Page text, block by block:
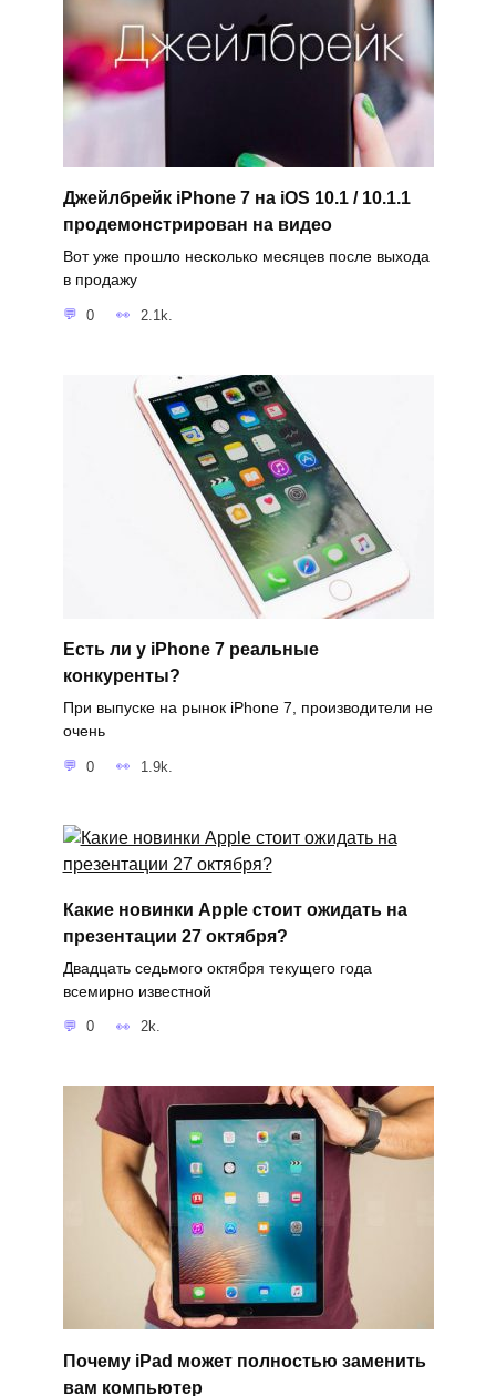
Джейлбрейк iPhone 7 на iOS 10.1 / 10.1.1
продемонстрирован на видео
Вот уже прошло несколько месяцев после выхода
в продажу
0 2.1k.
Есть ли у iPhone 7 реальные
конкуренты?
При выпуске на рынок iPhone 7, производители не
очень
0 1.9k.
Какие новинки Apple стоит ожидать на
презентации 27 октября?
Двадцать седьмого октября текущего года
всемирно известной
0 2k.
Почему iPad может полностью заменить
вам компьютер